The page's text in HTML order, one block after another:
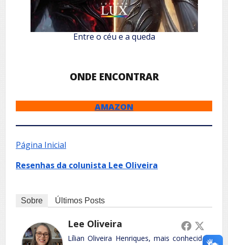
Entre o céu e a queda
ONDE ENCONTRAR
AMAZON
Página Inicial
Resenhas da colunista Lee Oliveira
Sobre Últimos Posts
Lee Oliveira
Lílian Oliveira Henriques, mais conhecida